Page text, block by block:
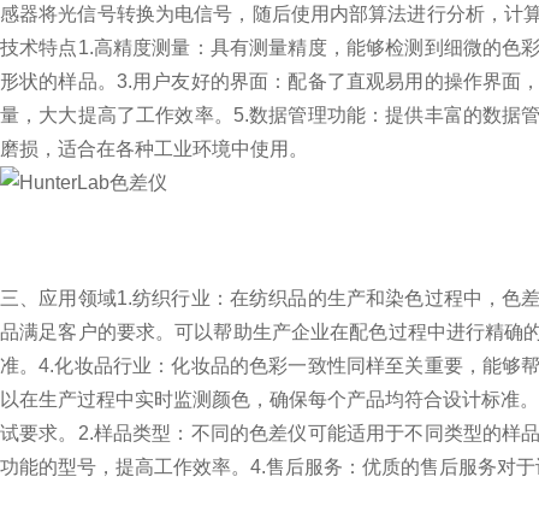
感器将光信号转换为电信号，随后使用内部算法进行分析，计
技术特点1.高精度测量：具有测量精度，能够检测到细微的色
形状的样品。 3.用户友好的界面：配备了直观易用的操作界面
量，大大提高了工作效率。 5.数据管理功能：提供丰富的数据
磨损，适合在各种工业环境中使用。
三、应用领域1.纺织行业：在纺织品的生产和染色过程中，色
品满足客户的要求。可以帮助生产企业在配色过程中进行精确
准。4.化妆品行业：化妆品的色彩一致性同样至关重要，能够
以在生产过程中实时监测颜色，确保每个产品均符合设计标准。
试要求。 2.样品类型：不同的色差仪可能适用于不同类型的样
功能的型号，提高工作效率。 4.售后服务：优质的售后服务对